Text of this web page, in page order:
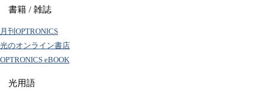
書籍 / 雑誌
月刊OPTRONICS
光のオンライン書店
OPTRONICS eBOOK
光用語